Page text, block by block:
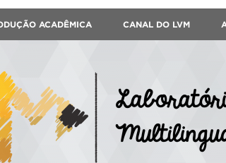
ACADÊMICA CANAL DO LVM